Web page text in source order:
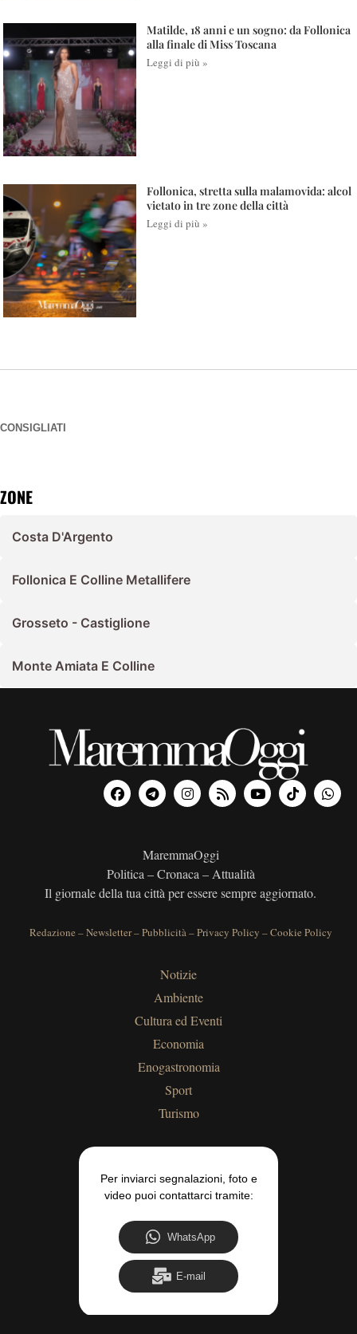
Matilde, 18 anni e un sogno: da Follonica
alla finale di Miss Toscana
Leggi di più »
Follonica, stretta sulla malamovida: alcol
vietato in tre zone della città
Leggi di più »
CONSIGLIATI
ZONE
Costa D'Argento
Follonica E Colline Metallifere
Grosseto - Castiglione
Monte Amiata E Colline
MaremmaOggi
Politica – Cronaca – Attualità
Il giornale della tua città per essere sempre aggiornato.
Redazione –Newsletter–Pubblicità–Privacy Policy –Cookie Policy
Notizie
Ambiente
Cultura ed Eventi
Economia
Enogastronomia
Sport
Turismo
Per inviarci segnalazioni, foto e
video puoi contattarci tramite:
WhatsApp
E-mail